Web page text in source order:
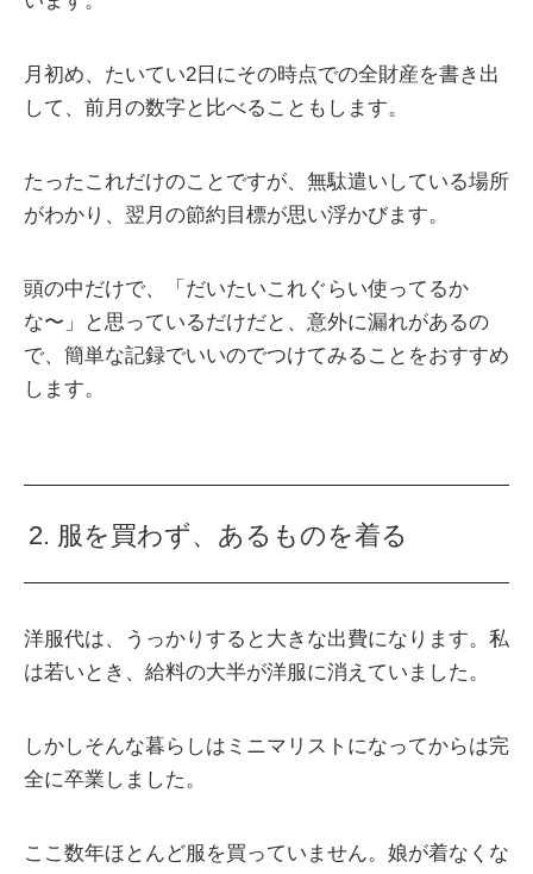
月初め、たいてい2日にその時点での全財産を書き出
して、前月の数字と比べることもします。
たったこれだけのことですが、無駄遣いしている場所
がわかり、翌月の節約目標が思い浮かびます。
頭の中だけで、「だいたいこれぐらい使ってるか
な〜」と思っているだけだと、意外に漏れがあるの
で、簡単な記録でいいのでつけてみることをおすすめ
します。
2. 服を買わず、あるものを着る
洋服代は、うっかりすると大きな出費になります。私
は若いとき、給料の大半が洋服に消えていました。
しかしそんな暮らしはミニマリストになってからは完
全に卒業しました。
ここ数年ほとんど服を買っていません。娘が着なくな